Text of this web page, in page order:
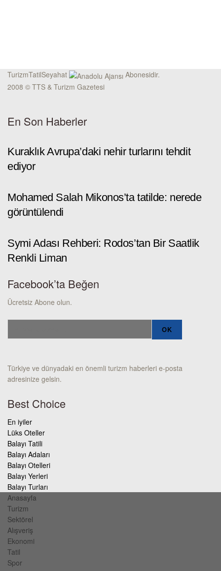
TurizmTatilSeyahat
Abonesidir.
2008 © TTS & Turizm Gazetesi
En Son Haberler
Kuraklık Avrupa’daki nehir turlarını tehdit
ediyor
Mohamed Salah Mikonos’ta tatilde: nerede
görüntülendi
Symi Adası Rehberi: Rodos’tan Bir Saatlik
Renkli Liman
Facebook’ta Beğen
Ücretsiz Abone olun.
Türkiye ve dünyadaki en önemli turizm haberleri e-posta
adresinize gelsin.
Best Choice
En iyiler
Lüks Oteller
Balayı Tatili
Balayı Adaları
Balayı Otelleri
Balayı Yerleri
Balayı Turları
Anasayfa
Turizm
Sektörel
Alışveriş
Ekonomi
Tatil
Spor